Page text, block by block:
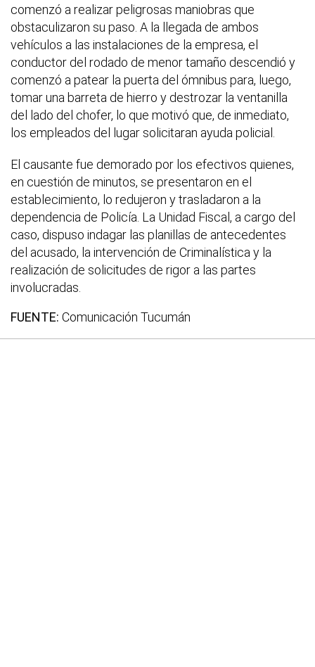
comenzó a realizar peligrosas maniobras que
obstaculizaron su paso. A la llegada de ambos
vehículos a las instalaciones de la empresa, el
conductor del rodado de menor tamaño descendió y
comenzó a patear la puerta del ómnibus para, luego,
tomar una barreta de hierro y destrozar la ventanilla
del lado del chofer, lo que motivó que, de inmediato,
los empleados del lugar solicitaran ayuda policial.
El causante fue demorado por los efectivos quienes,
en cuestión de minutos, se presentaron en el
establecimiento, lo redujeron y trasladaron a la
dependencia de Policía. La Unidad Fiscal, a cargo del
caso, dispuso indagar las planillas de antecedentes
del acusado, la intervención de Criminalística y la
realización de solicitudes de rigor a las partes
involucradas.
FUENTE: Comunicación Tucumán